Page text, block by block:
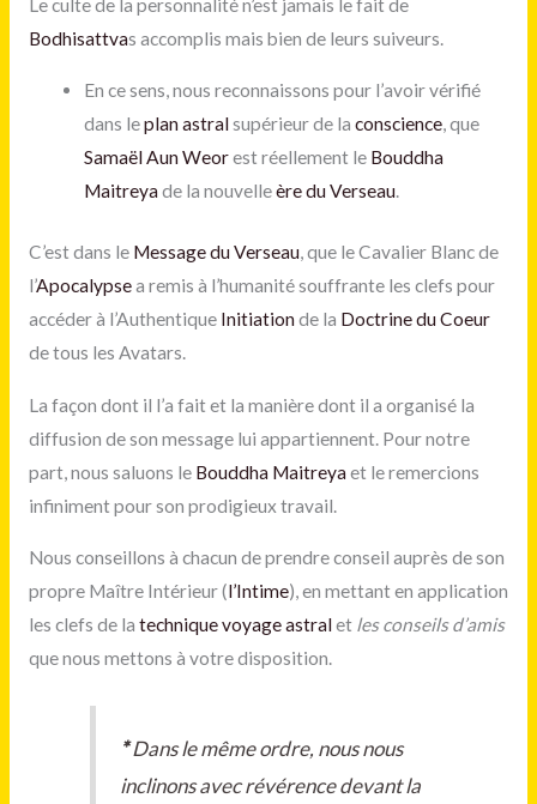
Bodhisattvas accomplis mais bien de leurs suiveurs.
En ce sens, nous reconnaissons pour l’avoir vérifié
dans leplan astralsupérieur de laconscience, que
Samaël Aun Weorest réellement le Bouddha
Maitreyade la nouvelleère du Verseau.
C’est dans le Message du Verseau, que le Cavalier Blanc de
l’Apocalypsea remis à l’humanité souffrante les clefs pour
accéder à l’Authentique Initiationde la Doctrine du Coeur
de tous les Avatars.
La façon dont il l’a fait et la manière dont il a organisé la
diffusion de son message lui appartiennent. Pour notre
part, nous saluons le Bouddha Maitreyaet le remercions
infiniment pour son prodigieux travail.
Nous conseillons à chacun de prendre conseil auprès de son
propre Maître Intérieur (l’Intime), en mettant en application
les clefs de la technique voyage astralet les conseils d’amis
que nous mettons à votre disposition.
*Dans le même ordre, nous nous
inclinons avec révérence devant la